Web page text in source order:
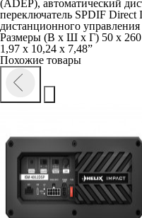
(ADEP), автоматический
переключатель SPDIF Direct
дистанционного
Размеры (В x Ш x Г) 50 x
1,97 х 10,24 х 7,48”
Похожие товары